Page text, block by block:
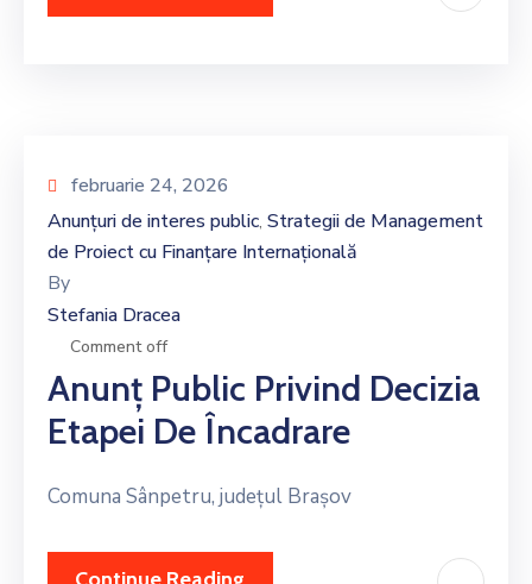
februarie 24, 2026
Anunțuri de interes public‚ Strategii de Management
de Proiect cu Finanțare Internațională
By
Stefania Dracea
Comment off
Anunţ Public Privind Decizia
Etapei De Încadrare
Comuna Sânpetru, județul Brașov